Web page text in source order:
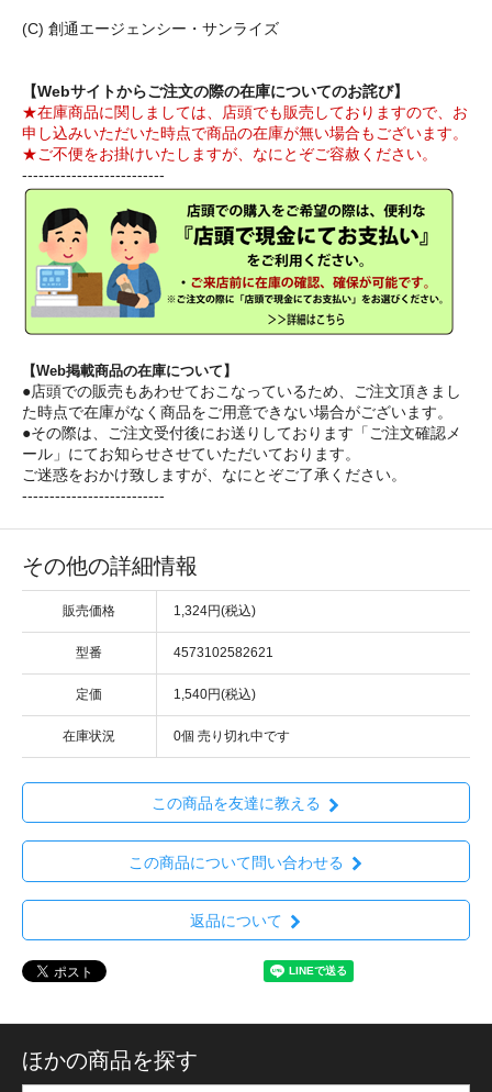
(C) 創通エージェンシー・サンライズ
【Webサイトからご注文の際の在庫についてのお詫び】
★在庫商品に関しましては、店頭でも販売しておりますので、お
申し込みいただいた時点で商品の在庫が無い場合もございます。
★ご不便をお掛けいたしますが、なにとぞご容赦ください。
--------------------------
【Web掲載商品の在庫について】
●店頭での販売もあわせておこなっているため、ご注文頂きまし
た時点で在庫がなく商品をご用意できない場合がございます。
●その際は、ご注文受付後にお送りしております「ご注文確認メ
ール」にてお知らせさせていただいております。
ご迷惑をおかけ致しますが、なにとぞご了承ください。
--------------------------
その他の詳細情報
販売価格 1,324円(税込)
型番 4573102582621
定価 1,540円(税込)
在庫状況 0個 売り切れ中です
この商品を友達に教える
この商品について問い合わせる
返品について
ほかの商品を探す